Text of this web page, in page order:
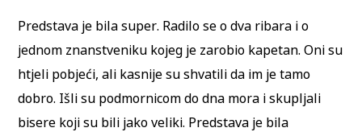
Predstava je bila super. Radilo se o dva ribara i o
jednom znanstveniku kojeg je zarobio kapetan. Oni su
htjeli pobjeći, ali kasnije su shvatili da im je tamo
dobro. Išli su podmornicom do dna mora i skupljali
bisere koji su bili jako veliki. Predstava je bila